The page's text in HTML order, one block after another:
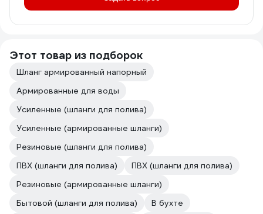
Этот товар из подборок
Шланг армированный напорный
Армированные для воды
Усиленные (шланги для полива)
Усиленные (армированные шланги)
Резиновые (шланги для полива)
ПВХ (шланги для полива)
ПВХ (шланги для полива)
Резиновые (армированные шланги)
Бытовой (шланги для полива)
В бухте